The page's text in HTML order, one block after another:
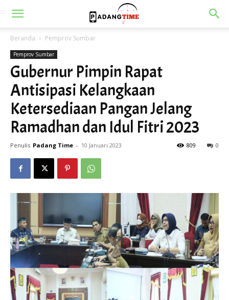
Beranda Pemprov Sumbar
Pemprov Sumbar
Gubernur Pimpin Rapat
Antisipasi Kelangkaan
Ketersediaan Pangan Jelang
Ramadhan dan Idul Fitri 2023
Penulis Padang Time - 10 Januari 2023 0
809